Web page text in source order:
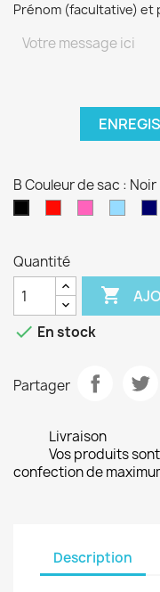
Prénom (facultative) et
B Couleur de sac : Noir
Quantité

 En stock
Partager
Livraison
Vos produits
confection de
Description